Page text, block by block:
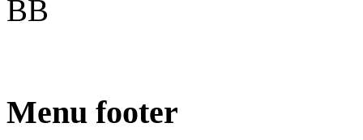
BB
Menu footer